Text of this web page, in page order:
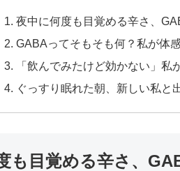
夜中に何度も目覚める辛さ、
GABAってそもそも何？私が体
「飲んでみたけど効かない」
ぐっすり眠れた朝、新しい私と
も目覚める辛さ、